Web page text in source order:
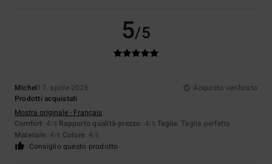
5/5
Michel17. aprile 2026
Acquisto verificato
Prodotti acquistati
Mostra originale - Français
Comfort: 4/5 Rapporto qualità-prezzo: 4/5 Taglia: Taglia perfetta
Materiale: 4/5 Colore: 4/5
Consiglio questo prodotto